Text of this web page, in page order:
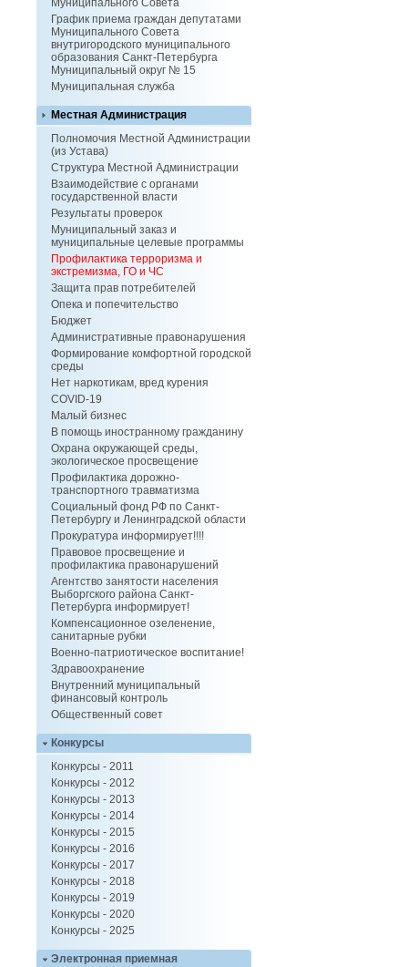
Муниципального Совета
График приема граждан депутатами
Муниципального Совета
внутригородского муниципального
образования Санкт-Петербурга
Муниципальный округ № 15
Муниципальная служба
Местная Администрация
Полномочия Местной Администрации
(из Устава)
Структура Местной Администрации
Взаимодействие с органами
государственной власти
Результаты проверок
Муниципальный заказ и
муниципальные целевые программы
Профилактика терроризма и
экстремизма, ГО и ЧС
Защита прав потребителей
Опека и попечительство
Бюджет
Административные правонарушения
Формирование комфортной городской
среды
Нет наркотикам, вред курения
COVID-19
Малый бизнес
В помощь иностранному гражданину
Охрана окружающей среды,
экологическое просвещение
Профилактика дорожно-
транспортного травматизма
Социальный фонд РФ по Санкт-
Петербургу и Ленинградской области
Прокуратура информирует!!!!
Правовое просвещение и
профилактика правонарушений
Агентство занятости населения
Выборгского района Санкт-
Петербурга информирует!
Компенсационное озеленение,
санитарные рубки
Военно-патриотическое воспитание!
Здравоохранение
Внутренний муниципальный
финансовый контроль
Общественный совет
Конкурсы
Конкурсы - 2011
Конкурсы - 2012
Конкурсы - 2013
Конкурсы - 2014
Конкурсы - 2015
Конкурсы - 2016
Конкурсы - 2017
Конкурсы - 2018
Конкурсы - 2019
Конкурсы - 2020
Конкурсы - 2025
Электронная приемная